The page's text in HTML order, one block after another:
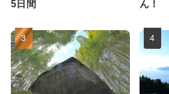
5日間
ん！